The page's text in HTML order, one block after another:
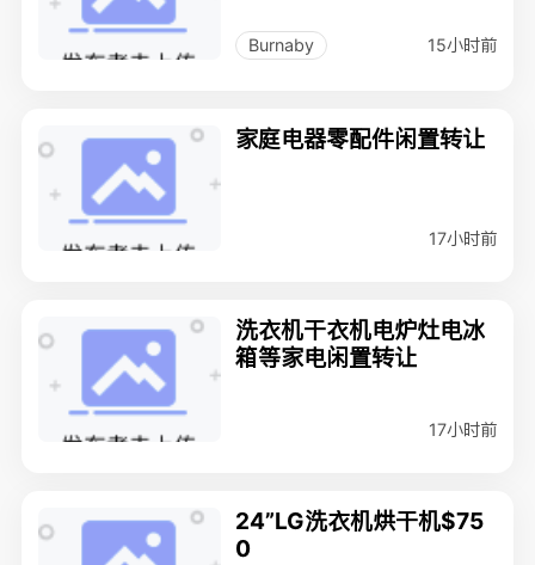
Burnaby 15小时前
家庭电器零配件闲置转让
17小时前
洗衣机干衣机电炉灶电冰
箱等家电闲置转让
17小时前
24”LG洗衣机烘干机$75
0